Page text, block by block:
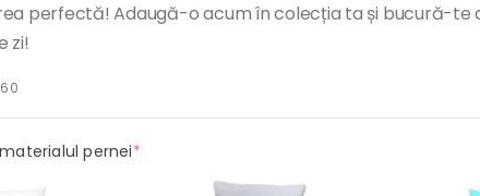
perfectă! Adaugă-o acum în colecția ta și bucură-te
zi!
Alege materialul pernei*(required)